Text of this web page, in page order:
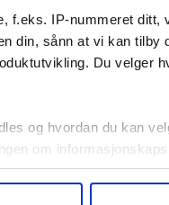
f.eks. IP-nummeret ditt,
din, sånn at vi kan tilby
Du velger
og hvordan du kan
om
før
på flate
i Nav som